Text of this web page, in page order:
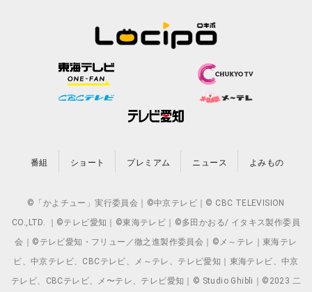
番組 ショート プレミアム ニュース よみもの
©「かよチュー」実行委員会｜©中京テレビ｜© CBC TELEVISION
CO.,LTD. ｜©テレビ愛知｜©東海テレビ｜©多田かおる/ イタキス製作委員
会｜©テレビ愛知・フリュー／徹之進製作委員会｜©メ～テレ｜東海テレ
ビ、中京テレビ、CBCテレビ、メ～テレ、テレビ愛知｜東海テレビ、中京
テレビ、CBCテレビ、メ〜テレ、テレビ愛知｜© Studio Ghibli｜©2023 二